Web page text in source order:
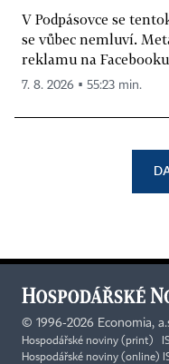
V Podpásovce se
se vůbec nemluví.
reklamu na
7. 8. 2026 ▪ 55:23 min.
© 1996-2026 Economia,
Hospodářské noviny (print)
Hospodářské noviny (online)